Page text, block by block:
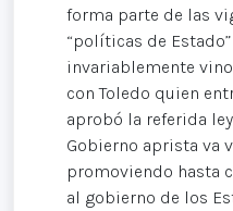
forma parte de las
“políticas de
invariablemente
con Toledo quien
aprobó la referida
Gobierno aprista va
promoviendo hasta
al gobierno de los